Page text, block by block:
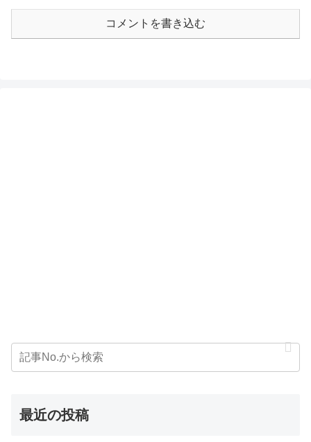
コメントを書き込む
最近の投稿